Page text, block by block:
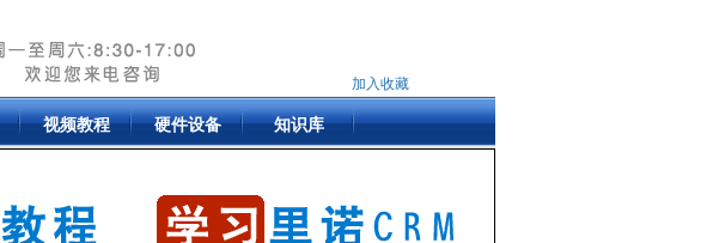
加入收藏
视频教程 硬件设备 知识库